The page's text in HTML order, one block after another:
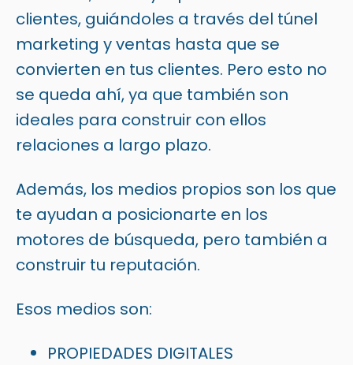
clientes, guiándoles a través del túnel
marketing y ventas hasta que se
convierten en tus clientes. Pero esto no
se queda ahí, ya que también son
ideales para construir con ellos
relaciones a largo plazo.
Además, los medios propios son los que
te ayudan a posicionarte en los
motores de búsqueda, pero también a
construir tu reputación.
Esos medios son:
PROPIEDADES DIGITALES